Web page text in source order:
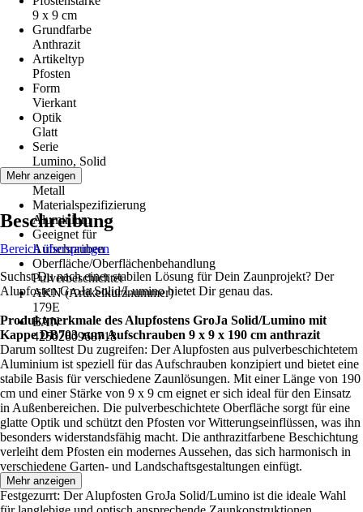
9 x 9 cm
Grundfarbe
Anthrazit
Artikeltyp
Pfosten
Form
Vierkant
Optik
Glatt
Serie
Lumino, Solid
Material
Metall
Materialspezifizierung
Aluminium
Geeignet für
Aufschrauben
Oberfläche/Oberflächenbehandlung
Pulverbeschichtet
AKN (Artikelkurznummer)
179E
EAN
4250260968718
Mehr anzeigen
Beschreibung
Bereich überspringen
Suchst Du nach einer stabilen Lösung für Dein Zaunprojekt? Der
Alupfosten GroJa Solid/Lumino bietet Dir genau das.
Produktmerkmale des Alupfostens GroJa Solid/Lumino mit
Kappe DB703 zum Aufschrauben 9 x 9 x 190 cm anthrazit
Darum solltest Du zugreifen: Der Alupfosten aus pulverbeschichtetem
Aluminium ist speziell für das Aufschrauben konzipiert und bietet eine
stabile Basis für verschiedene Zaunlösungen. Mit einer Länge von 190
cm und einer Stärke von 9 x 9 cm eignet er sich ideal für den Einsatz
in Außenbereichen. Die pulverbeschichtete Oberfläche sorgt für eine
glatte Optik und schützt den Pfosten vor Witterungseinflüssen, was ihn
besonders widerstandsfähig macht. Die anthrazitfarbene Beschichtung
verleiht dem Pfosten ein modernes Aussehen, das sich harmonisch in
verschiedene Garten- und Landschaftsgestaltungen einfügt.
Festgezurrt: Der Alupfosten GroJa Solid/Lumino ist die ideale Wahl
Mehr anzeigen